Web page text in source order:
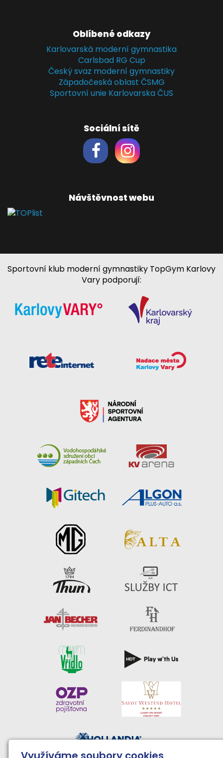
Oblíbené odkazy
Karlovarská moderní gymnastika
Carlsbad RG Cup
Český svaz moderní gymnastiky
Západočeská oblast ČSMG
Sportovní unie Karlovarska ČUS
Sociální sítě
Návštěvnost webu
Sportovní klub moderní gymnastiky TopGym Karlovy
Vary podporují: